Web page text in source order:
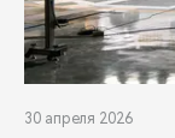
30 апреля 2026